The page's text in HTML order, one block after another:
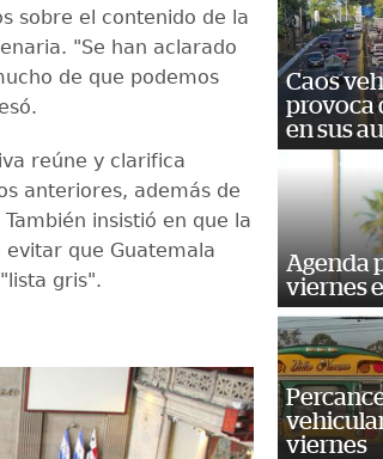
sobre el contenido de la
"Se han aclarado
de que podemos
reúne y clarifica
anteriores, además de
insistió en que la
que Guatemala
gris".
Caos
provoca
en sus
Agenda
viernes
viernes